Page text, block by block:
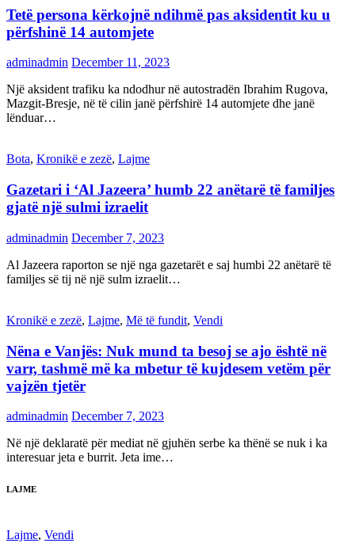
Tetë persona kërkojnë ndihmë pas aksidentit ku u
përfshinë 14 automjete
adminadmin December 11, 2023
Një aksident trafiku ka ndodhur në autostradën Ibrahim Rugova,
Mazgit-Bresje, në të cilin janë përfshirë 14 automjete dhe janë
lënduar…
Bota, Kronikë e zezë, Lajme
Gazetari i ‘Al Jazeera’ humb 22 anëtarë të familjes
gjatë një sulmi izraelit
adminadmin December 7, 2023
Al Jazeera raporton se një nga gazetarët e saj humbi 22 anëtarë të
familjes së tij në një sulm izraelit…
Kronikë e zezë, Lajme, Më të fundit, Vendi
Nëna e Vanjës: Nuk mund ta besoj se ajo është në
varr, tashmë më ka mbetur të kujdesem vetëm për
vajzën tjetër
adminadmin December 7, 2023
Në një deklaratë për mediat në gjuhën serbe ka thënë se nuk i ka
interesuar jeta e burrit. Jeta ime…
LAJME
Lajme, Vendi